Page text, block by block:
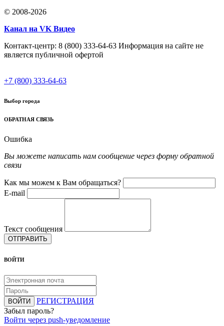
© 2008-2026
Канал на VK Видео
Контакт-центр: 8 (800) 333-64-63 Информация на сайте не
является публичной офертой
+7 (800) 333-64-63
Выбор города
ОБРАТНАЯ СВЯЗЬ
Ошибка
Вы можете написать нам сообщение через форму обратной
связи
Как мы можем к Вам обращаться?
E-mail
Текст сообщения
ОТПРАВИТЬ
ВОЙТИ
ВОЙТИ
РЕГИСТРАЦИЯ
Забыл пароль?
Войти через push-уведомление